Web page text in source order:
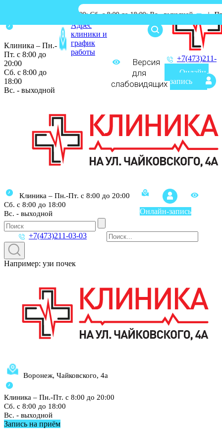
с 8:00 до 20:00; Сб. с 8:00 до 18:00; Вс.- выходной | Процедурный
Клиника – Пн.-
Пт. с 8:00 до
20:00
Сб. с 8:00 до
18:00
Вс. - выходной
Адрес
клиники и
график
работы
Версия
для
слабовидящих
+7(473)211-
Онлайн-
запись
Клиника – Пн.-Пт. с 8:00 до 20:00
Сб. с 8:00 до 18:00
Вс. - выходной
Онлайн-запись
+7(473)211-03-03
Например: узи почек
Воронеж, Чайковского, 4а
Клиника – Пн.-Пт. с 8:00 до 20:00
Сб. с 8:00 до 18:00
Вс. - выходной
Запись на приём